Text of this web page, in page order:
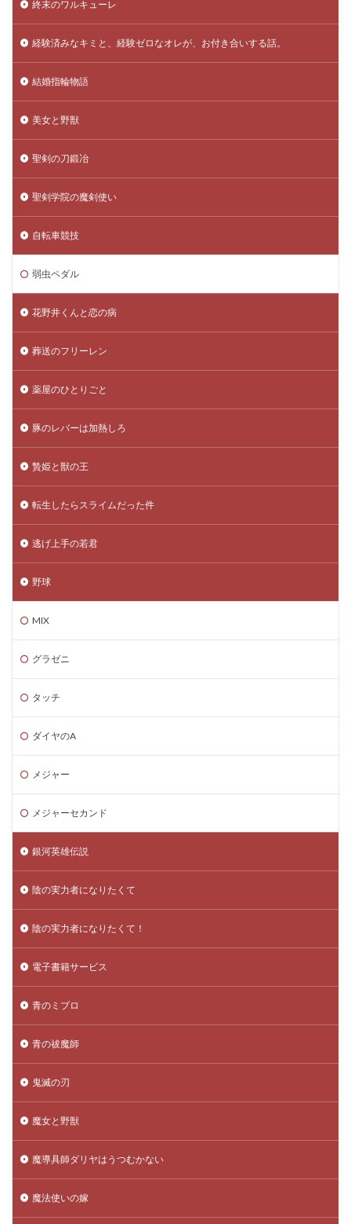
終末のワルキューレ
経験済みなキミと、経験ゼロなオレが、お付き合いする話。
結婚指輪物語
美女と野獣
聖剣の刀鍛冶
聖剣学院の魔剣使い
自転車競技
弱虫ペダル
花野井くんと恋の病
葬送のフリーレン
薬屋のひとりごと
豚のレバーは加熱しろ
贄姫と獣の王
転生したらスライムだった件
逃げ上手の若君
野球
MIX
グラゼニ
タッチ
ダイヤのA
メジャー
メジャーセカンド
銀河英雄伝説
陰の実力者になりたくて
陰の実力者になりたくて！
電子書籍サービス
青のミブロ
青の祓魔師
鬼滅の刃
魔女と野獣
魔導具師ダリヤはうつむかない
魔法使いの嫁